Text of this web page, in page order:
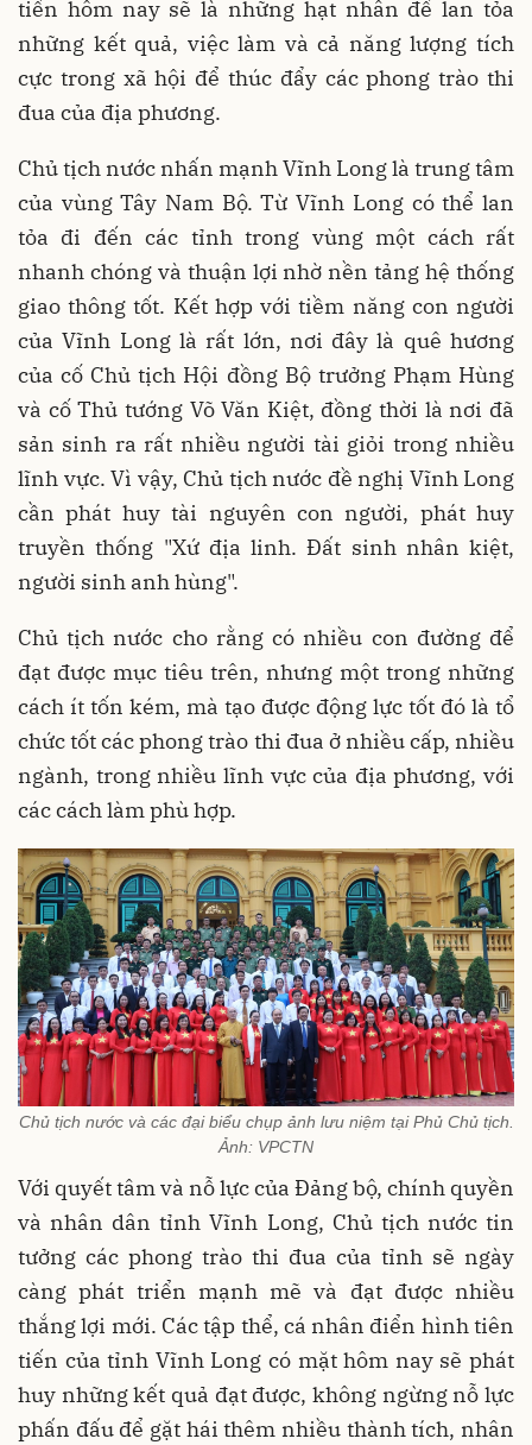
tiến hôm nay sẽ là những hạt nhân để lan tỏa
những kết quả, việc làm và cả năng lượng tích
cực trong xã hội để thúc đẩy các phong trào thi
đua của địa phương.
Chủ tịch nước nhấn mạnh Vĩnh Long là trung tâm
của vùng Tây Nam Bộ. Từ Vĩnh Long có thể lan
tỏa đi đến các tỉnh trong vùng một cách rất
nhanh chóng và thuận lợi nhờ nền tảng hệ thống
giao thông tốt. Kết hợp với tiềm năng con người
của Vĩnh Long là rất lớn, nơi đây là quê hương
của cố Chủ tịch Hội đồng Bộ trưởng Phạm Hùng
và cố Thủ tướng Võ Văn Kiệt, đồng thời là nơi đã
sản sinh ra rất nhiều người tài giỏi trong nhiều
lĩnh vực. Vì vậy, Chủ tịch nước đề nghị Vĩnh Long
cần phát huy tài nguyên con người, phát huy
truyền thống "Xứ địa linh. Đất sinh nhân kiệt,
người sinh anh hùng".
Chủ tịch nước cho rằng có nhiều con đường để
đạt được mục tiêu trên, nhưng một trong những
cách ít tốn kém, mà tạo được động lực tốt đó là tổ
chức tốt các phong trào thi đua ở nhiều cấp, nhiều
ngành, trong nhiều lĩnh vực của địa phương, với
các cách làm phù hợp.
Chủ tịch nước và các đại biểu chụp ảnh lưu niệm tại Phủ Chủ tịch.
Ảnh: VPCTN
Với quyết tâm và nỗ lực của Đảng bộ, chính quyền
và nhân dân tỉnh Vĩnh Long, Chủ tịch nước tin
tưởng các phong trào thi đua của tỉnh sẽ ngày
càng phát triển mạnh mẽ và đạt được nhiều
thắng lợi mới. Các tập thể, cá nhân điển hình tiên
tiến của tỉnh Vĩnh Long có mặt hôm nay sẽ phát
huy những kết quả đạt được, không ngừng nỗ lực
phấn đấu để gặt hái thêm nhiều thành tích, nhân